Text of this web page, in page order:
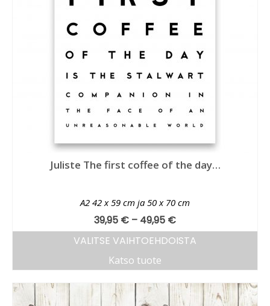
Juliste The first coffee of the day…
A2 42 x 59 cm ja 50 x 70 cm
39,95 € – 49,95 €
VALITSE VAIHTOEHDOISTA
Katso tuote